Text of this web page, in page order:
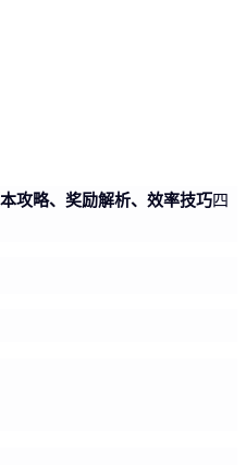
攻略、奖励解析、效率技巧四